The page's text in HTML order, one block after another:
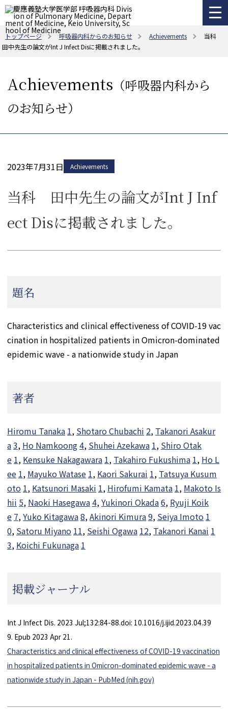
トップページ 呼吸器内科からのお知らせ Achievements
当科
田中先生の論文がInt J Infect Disに掲載されました。
Achievements （呼吸器内科から
のお知らせ）
2023年7月31日 Achievements
当科 田中先生の論文がInt J Inf
ect Disに掲載されました。
題名
Characteristics and clinical effectiveness of COVID-19 vac
cination in hospitalized patients in Omicron-dominated
epidemic wave - a nationwide study in Japan
著者
Hiromu Tanaka 1, Shotaro Chubachi 2, Takanori Asakur
a3, Ho Namkoong4, Shuhei Azekawa 1, Shiro Otak
e 1, Kensuke Nakagawara 1, Takahiro Fukushima 1, Ho L
ee 1, Mayuko Watase 1, Kaori Sakurai 1, Tatsuya Kusum
oto 1, Katsunori Masaki 1, Hirofumi Kamata 1, Makoto Is
hii 5, Naoki Hasegawa4,Yukinori Okada6, Ryuji Koik
e 7,Yuko Kitagawa8,Akinori Kimura9, Seiya Imoto 1
0, Satoru Miyano 11, Seishi Ogawa 12, Takanori Kanai 1
3, Koichi Fukunaga 1
掲載ジャーナル
Int J Infect Dis. 2023 Jul;132:84-88.doi: 10.1016/j.ijid.2023.04.39
9. Epub 2023 Apr 21.
Characteristics and clinical effectiveness of COVID-19 vaccination
in hospitalized patients in Omicron-dominated epidemic wave - a
nationwide study in Japan - PubMed (nih.gov)